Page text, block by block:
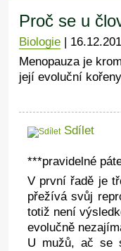
Proč se u
Biologie|
Menopauza je
její evoluční
Sdílet
***pravidelné
V první řadě je
přežívá svůj
totiž není
evolučně
U mužů, ač se